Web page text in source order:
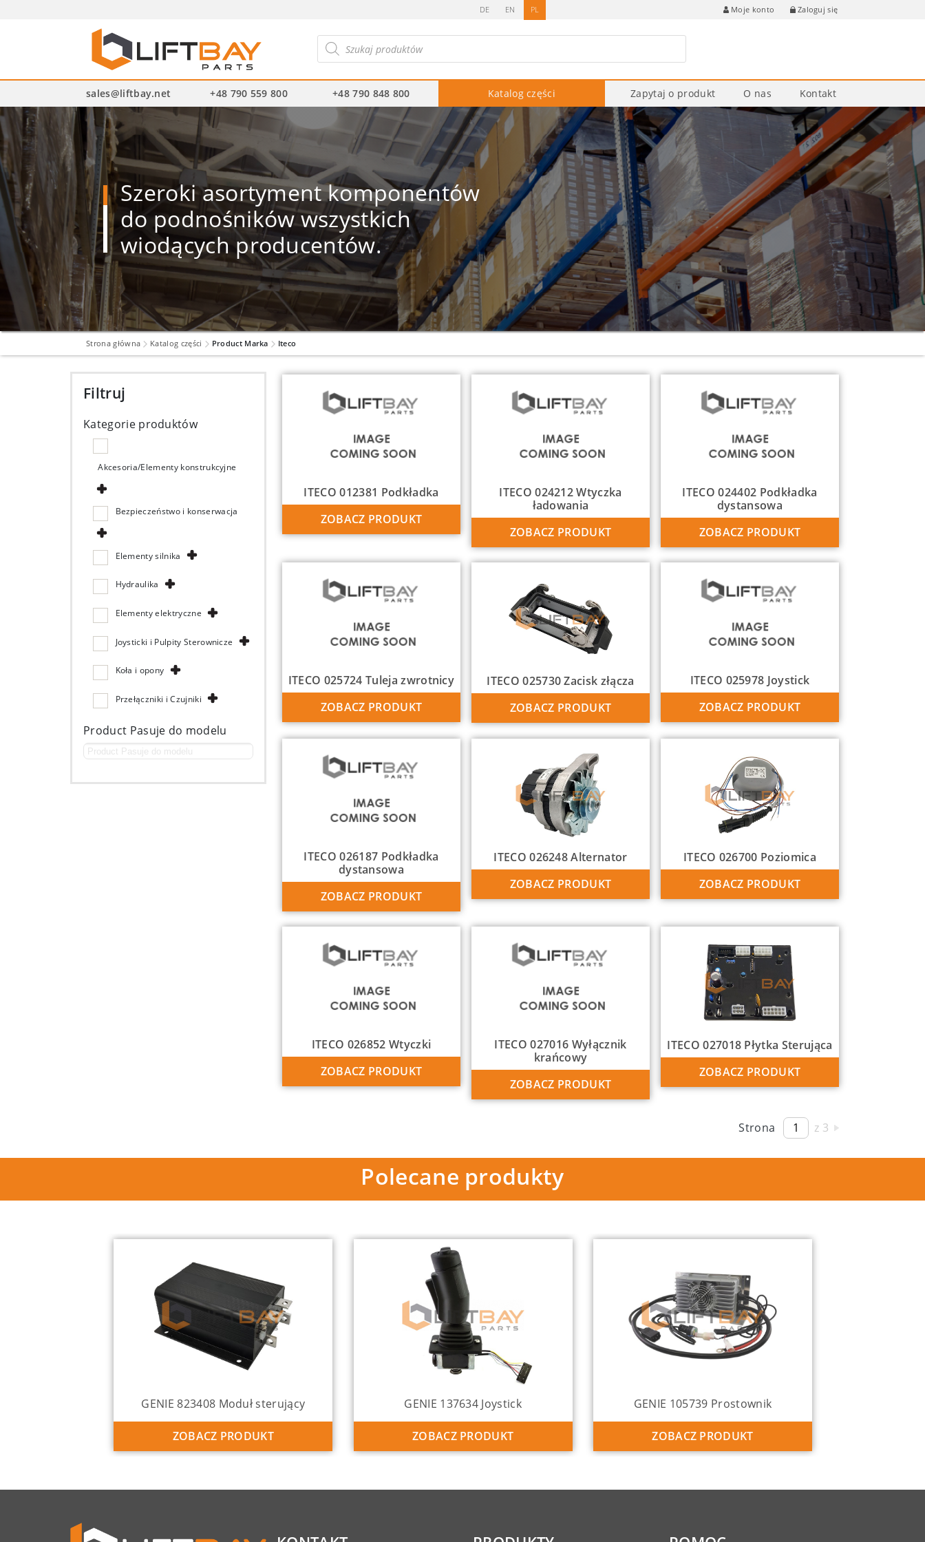
DE EN PL Moje konto Zaloguj się
produktów
sales@liftbay.net +48 790 559 800 +48 790 848 800 Katalog części Zapytaj o produkt O nas Kontakt
Szeroki asortyment komponentów
do podnośników wszystkich
wiodących producentów.
Strona główna Katalog części Product Marka Iteco
Filtruj
Kategorie produktów
Akcesoria/Elementy konstrukcyjne
Bezpieczeństwo i konserwacja
Elementy silnika
Hydraulika
Elementy elektryczne
Joysticki i Pulpity Sterownicze
Koła i opony
Przełączniki i Czujniki
Product Pasuje do modelu
ITECO 012381 Podkładka
ZOBACZ PRODUKT
ITECO 024212 Wtyczka
ładowania
ZOBACZ PRODUKT
ITECO 024402 Podkładka
dystansowa
ZOBACZ PRODUKT
ITECO 025724 Tuleja zwrotnicy
ZOBACZ PRODUKT
ITECO 025730 Zacisk złącza
ZOBACZ PRODUKT
ITECO 025978 Joystick
ZOBACZ PRODUKT
ITECO 026187 Podkładka
dystansowa
ZOBACZ PRODUKT
ITECO 026248 Alternator
ZOBACZ PRODUKT
ITECO 026700 Poziomica
ZOBACZ PRODUKT
ITECO 026852 Wtyczki
ZOBACZ PRODUKT
ITECO 027016 Wyłącznik
krańcowy
ZOBACZ PRODUKT
ITECO 027018 Płytka Sterująca
ZOBACZ PRODUKT
Strona z 3
Polecane produkty
GENIE 823408 Moduł sterujący
ZOBACZ PRODUKT
GENIE 137634 Joystick
ZOBACZ PRODUKT
GENIE 105739 Prostownik
ZOBACZ PRODUKT